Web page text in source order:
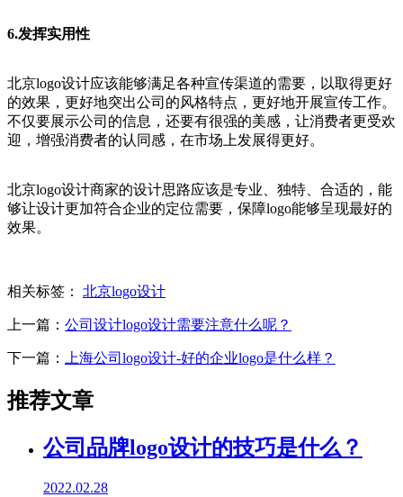
6.发挥实用性
北京logo设计应该能够满足各种宣传渠道的需要，以取得更好
的效果，更好地突出公司的风格特点，更好地开展宣传工作。
不仅要展示公司的信息，还要有很强的美感，让消费者更受欢
迎，增强消费者的认同感，在市场上发展得更好。
北京logo设计商家的设计思路应该是专业、独特、合适的，能
够让设计更加符合企业的定位需要，保障logo能够呈现最好的
效果。
相关标签： 北京logo设计
上一篇： 公司设计logo设计需要注意什么呢？
下一篇： 上海公司logo设计-好的企业logo是什么样？
推荐文章
公司品牌logo设计的技巧是什么？
2022.02.28